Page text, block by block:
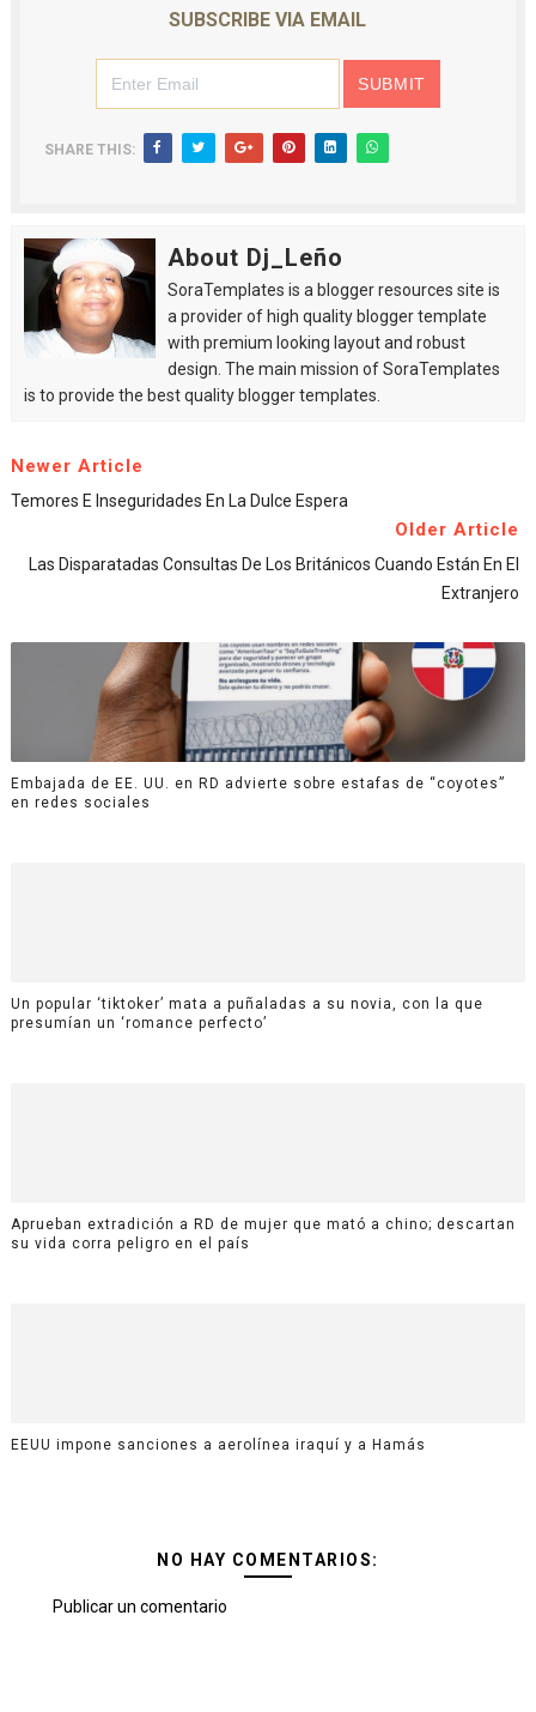
SUBSCRIBE VIA EMAIL
SHARE THIS:
About Dj_Leño
SoraTemplates is a blogger resources site is
a provider of high quality blogger template
with premium looking layout and robust
design. The main mission of SoraTemplates
is to provide the best quality blogger templates.
Newer Article
Temores E Inseguridades En La Dulce Espera
Older Article
Las Disparatadas Consultas De Los Británicos Cuando Están En El
Extranjero
Embajada de EE. UU. en RD advierte sobre estafas de “coyotes”
en redes sociales
Un popular ‘tiktoker’ mata a puñaladas a su novia, con la que
presumían un ‘romance perfecto’
Aprueban extradición a RD de mujer que mató a chino; descartan
su vida corra peligro en el país
EEUU impone sanciones a aerolínea iraquí y a Hamás
NO HAY COMENTARIOS:
Publicar un comentario